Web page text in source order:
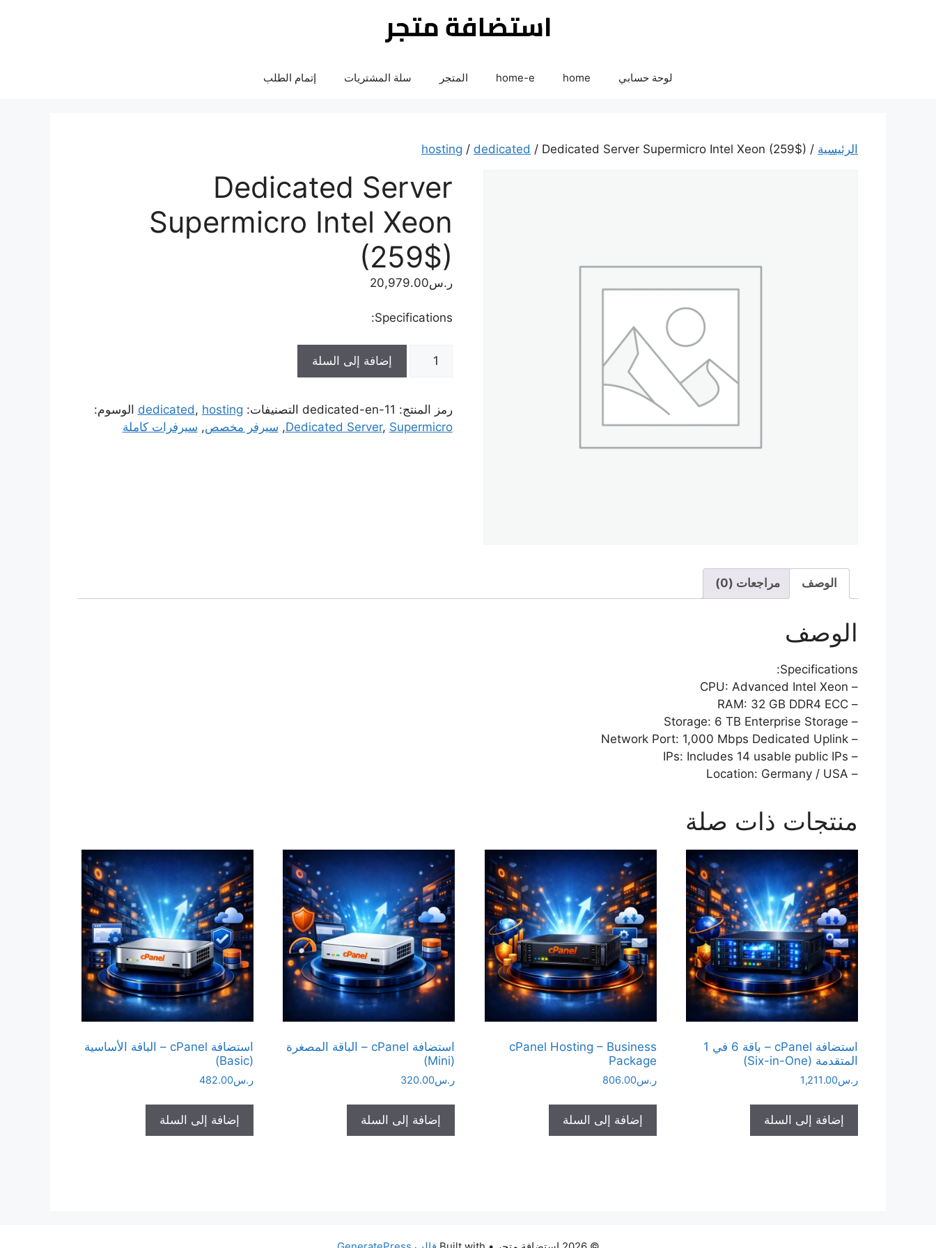
لوحة حسابي home
home-e المتجر سلة المشتريات إتمام الطلب
الرئيسية /
hosting / dedicated / Dedicated Server Supermicro Intel Xeon (259$)
Dedicated Server
Supermicro Intel Xeon
(259$)
ر.س20,979.00
Specifications:
Dedicated
Supermicro
Intel
إضافة إلى السلة
رمز المنتج: dedicated-en-11 التصنيفات: dedicated, hosting
الوسوم:
Dedicated Server, Supermicro
, سيرفر مخصص, سيرفرات كاملة
الوصف مراجعات (0)
الوصف
Specifications:
– CPU: Advanced Intel Xeon
– RAM: 32 GB DDR4 ECC
– Storage: 6 TB Enterprise Storage
– Network Port: 1,000 Mbps Dedicated Uplink
– IPs: Includes 14 usable public IPs
– Location: Germany / USA
منتجات ذات صلة
استضافة cPanel – باقة 6 في 1
المتقدمة (Six-in-One)
ر.س1,211.00
إضافة إلى السلة
cPanel Hosting – Business
Package
ر.س806.00
إضافة إلى السلة
استضافة cPanel – الباقة المصغرة
(Mini)
ر.س320.00
إضافة إلى السلة
استضافة cPanel – الباقة الأساسية
(Basic)
ر.س482.00
إضافة إلى السلة